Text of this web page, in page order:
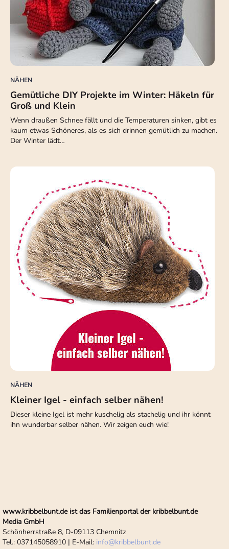
NÄHEN
Gemütliche DIY Projekte im Winter: Häkeln für
Groß und Klein
Wenn draußen Schnee fällt und die Temperaturen sinken, gibt es
kaum etwas Schöneres, als es sich drinnen gemütlich zu machen.
Der Winter lädt…
NÄHEN
Kleiner Igel - einfach selber nähen!
Dieser kleine Igel ist mehr kuschelig als stachelig und ihr könnt
ihn wunderbar selber nähen. Wir zeigen euch wie!
www.kribbelbunt.de ist das Familienportal der kribbelbunt.de
Media GmbH
Schönherrstraße 8, D-09113 Chemnitz
Tel.: 037145058910 | E-Mail: info@kribbelbunt.de